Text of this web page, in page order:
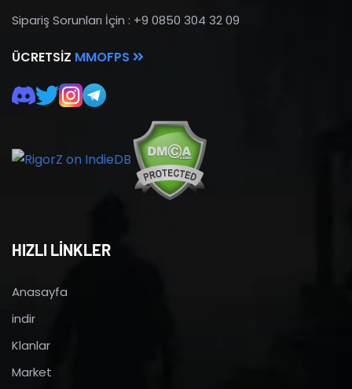
Sipariş Sorunları İçin : +9 0850 304 32 09
ÜCRETSIZ MMOFPS
HIZLI LİNKLER
Anasayfa
indir
Klanlar
Market